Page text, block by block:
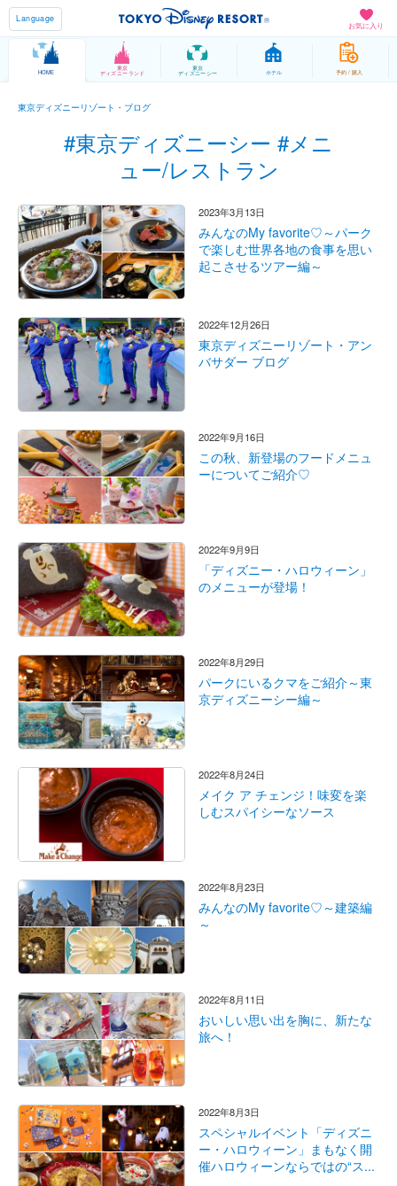
お気に入り
Language
HOME
東京
ディズニーランド
東京
ディズニーシー ホテル 予約 / 購入
東京ディズニーリゾート・ブログ
#東京ディズニーシー #メニ
ュー/レストラン
2023年3月13日
みんなのMy favorite♡～パーク
で楽しむ世界各地の食事を思い
起こさせるツアー編～
2022年12月26日
東京ディズニーリゾート・アン
バサダー ブログ
2022年9月16日
この秋、新登場のフードメニュ
ーについてご紹介♡
2022年9月9日
「ディズニー・ハロウィーン」
のメニューが登場！
2022年8月29日
パークにいるクマをご紹介～東
京ディズニーシー編～
2022年8月24日
メイク ア チェンジ！味変を楽
しむスパイシーなソース
2022年8月23日
みんなのMy favorite♡～建築編
～
2022年8月11日
おいしい思い出を胸に、新たな
旅へ！
2022年8月3日
スペシャルイベント「ディズニ
ー・ハロウィーン」まもなく開
催ハロウィーンならではの“ス...